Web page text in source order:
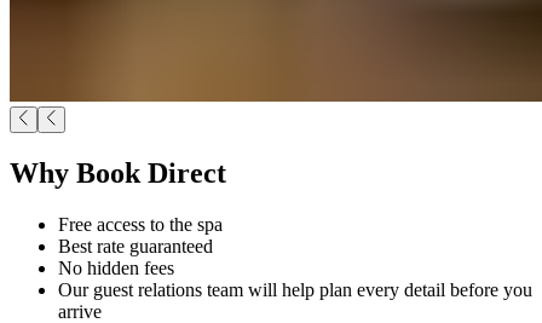
Why Book Direct​​​​‌ ‍ ​‍​‍‌‍ ‌ ​‍‌‍‍‌‌‍‌ ‌‍‍‌‌‍ ‍​‍​‍​ ‍‍​‍​‍‌ ​ ‌‍​‌‌‍ ‍‌‍‍‌‌ ‌​‌ ‍‌​‍ ‍‌‍‍‌‌‍ ​‍​‍​‍ ​​‍​‍‌‍‍​‌ ​‍‌‍‌‌‌‍‌‍​‍​‍​ ‍‍​‍​‍‌‍‍​‌ ‌​‌ ‌​‌ ​​‌ ​ ​ ‍‍​‍ ​‍ ‌‍ ​​‍ ‌‌‍​‌‌‍ ‍‌‍‌​​‍ ‌‌ ​‍​‍ ‌‌‍‍​‌‍ ‌ ‌​‌‍‌‌‌‍ ​‌ ​ ​‍ ‌‌ ​ ‌ ‌​‌ ‌‌‌‍‌​‌‍‍‌‌‍ ​‍ ‍‌ ‌‍‌‍‌‌‌ ​‍‌‍​ ‌‍‌‌‌‍ ​​‍ ‍‌‍​‌‌ ​​‌ ​​​‍ ‌‍‍‌‌‍ ‍‌ ‌​‌‍‌‌‌‍ ‍‌ ‌​​‍ ‌‍‌‌‌‍‌​‌‍‍‌‌ ‌​​‍ ‌‍ ‌‌‍ ‌‍‌​‌‍‌‌​ ‌‌ ​​‌ ​‍‌‍‌‌‌ ​ ‌‍‌‌‌‍ ‍‌ ‌​‌‍​‌‌ ‌​‌‍‍‌‌‍ ‌‍ ‍​ ‍ ‌‍‍‌‌‍‌​​ ‌​ ‌​​ ​‌​ ‌‌‌‍​‍​ ‍‌​ ‌‍​ ‌​‌‍​ ​‍ ‌​ ​‌‌‍​‍​ ​ ‌‍​‌​‍ ‌​ ‌​​ ​‌‌‍​‌‌‍​ ​‍ ‌‌‍​‍​ ​​​ ‌‌‌‍‌‍​‍ ‌‌‍‌​​ ‌​​ ‌​‌‍‌‌‌‍‌‍‌‍​‍‌‍​‌​ ​‌​ ‌‍‌‍‌‌​ ​‌​ ​ ​ ‍ ‌ ‌​‌ ‍‌‌ ​​‌‍‌‌​ ‌‌‍‍​‌‍ ‌ ‌​‌‍‌‌‌‍ ​‌‌​‍‌‍ ‌‍ ‌‍ ‌‌‌​ ‌ ‌‌‌‍‍‌‌ ‌​‌‍‌‌​ ‍ ‌ ​​‌‍​‌‌ ‌​‌‍‍​​ ‌‌ ​​‌‍​‌‌‍‌ ‌‍‌‌‌​​‍‌ ‌‌‌‍‍‌‌‍ ​‌‍‌​‌‍‌‌‌ ​‍​‍‌‌​ ‌‌‌​​‍‌‌ ‌‍‍ ‌‍‌‌‌ ‍‌​‍‌‌​ ​ ‌​‌​​‍‌‌​ ​ ‌​‌​​‍‌‌​ ​‍​ ​‍​ ​‍​ ‌‌‌‍​‍‌‍​‍​ ‌​​ ‌ ​ ‍‌​ ​​​ ​​​ ‍‌​ ​‌​ ‌‍​‍‌‌​ ​‍​ ​‍​‍‌‌​ ‌‌‌​‌​​‍ ‍‌‍‍​‌‍‌‌‌‍​‌‌‍‌​‌‍‍‌‌‍ ‍‌‍‌ ​ ‌‍​‍‌‍​‌‌ ​ ‌‍‌‌‌‌‌‌‌ ​‍‌‍ ​​ ‌‌‍‍​‌ ‌​‌ ‌​‌ ​​‌ ​ ​‍‌‌​ ​ ‌​​‌​‍‌‌​ ​‍‌​‌‍​‍‌‌​ ​‍‌​‌‍‌‍ ​​‍ ‌‌‍​‌‌‍ ‍‌‍‌​​‍ ‌‌ ​‍​‍ ‌‌‍‍​‌‍ ‌ ‌​‌‍‌‌‌‍ ​‌ ​ ​‍ ‌‌ ​ ‌ ‌​‌ ‌‌‌‍‌​‌‍‍‌‌‍ ​‍ ‍‌ ‌‍‌‍‌‌‌ ​‍‌‍​ ‌‍‌‌‌‍ ​​‍ ‍‌‍​‌‌ ​​‌ ​​​‍‌‍‌‍‍‌‌‍‌​​ ‌​ ‌​​ ​‌​ ‌‌‌‍​‍​ ‍‌​ ‌‍​ ‌​‌‍​ ​‍ ‌​ ​‌‌‍​‍​ ​ ‌‍​‌​‍ ‌​ ‌​​ ​‌‌‍​‌‌‍​ ​‍ ‌‌‍​‍​ ​​​ ‌‌‌‍‌‍​‍ ‌‌‍‌​​ ‌​​ ‌​‌‍‌‌‌‍‌‍‌‍​‍‌‍​‌​ ​‌​ ‌‍‌‍‌‌​ ​‌​ ​ ​‍‌‍‌ ‌​‌ ‍‌‌ ​​‌‍‌‌​ ‌‌‍‍​‌‍ ‌ ‌​‌‍‌‌‌‍ ​‌‌​‍‌‍ ‌‍ ‌‍ ‌‌‌​ ‌ ‌‌‌‍‍‌‌ ‌​‌‍‌‌​‍‌‍‌ ​​‌‍​‌‌ ‌​‌‍‍​​ ‌‌ ​​‌‍​‌‌‍‌ ‌‍‌‌‌​​‍‌ ‌‌‌‍‍‌‌‍ ​‌‍‌​‌‍‌‌‌ ​‍​‍‌‌​ ‌‌‌​​‍‌‌ ‌‍‍ ‌‍‌‌‌ ‍‌​‍‌‌​ ​ ‌​‌​​‍‌‌​ ​ ‌​‌​​‍‌‌​ ​‍​ ​‍​ ​‍​ ‌‌‌‍​‍‌‍​‍​ ‌​​ ‌ ​ ‍‌​ ​​​ ​​​ ‍‌​ ​‌​ ‌‍​‍‌‌​ ​‍​ ​‍​‍‌‌​ ‌‌‌​‌​​‍ ‍‌‍‍​‌‍‌‌‌‍​‌‌‍‌​‌‍‍‌‌‍ ‍‌‍‌ ​‍‌‍‌ ​​‌‍‌‌‌ ​‍‌ ​ ‌ ​​‌‍‌‌‌‍​ ‌ ‌​‌‍‍‌‌ ‌‍‌‍‌‌​ ‌‌ ​​‌ ‌‌‌‍​‍‌‍ ​‌‍‍‌‌ ​ ‌‍‍​‌‍‌‌‌‍‌​​‍​‍‌ ‌
Free access to the spa​​​​‌ ‍ ​‍​‍‌‍ ‌ ​‍‌‍‍‌‌‍‌ ‌‍‍‌‌‍ ‍​‍​‍​ ‍‍​‍​‍‌ ​ ‌‍​‌‌‍ ‍‌‍‍‌‌ ‌​‌ ‍‌​‍ ‍‌‍‍‌‌‍ ​‍​‍​‍ ​​‍​‍‌‍‍​‌ ​‍‌‍‌‌‌‍‌‍​‍​‍​ ‍‍​‍​‍‌‍‍​‌ ‌​‌ ‌​‌ ​​‌ ​ ​ ‍‍​‍ ​‍ ‌‍ ​​‍ ‌‌‍​‌‌‍ ‍‌‍‌​​‍ ‌‌ ​‍​‍ ‌‌‍‍​‌‍ ‌ ‌​‌‍‌‌‌‍ ​‌ ​ ​‍ ‌‌ ​ ‌ ‌​‌ ‌‌‌‍‌​‌‍‍‌‌‍ ​‍ ‍‌ ‌‍‌‍‌‌‌ ​‍‌‍​ ‌‍‌‌‌‍ ​​‍ ‍‌‍​‌‌ ​​‌ ​​​‍ ‌‍‍‌‌‍ ‍‌ ‌​‌‍‌‌‌‍ ‍‌ ‌​​‍ ‌‍‌‌‌‍‌​‌‍‍‌‌ ‌​​‍ ‌‍ ‌‌‍ ‌‍‌​‌‍‌‌​ ‌‌ ​​‌ ​‍‌‍‌‌‌ ​ ‌‍‌‌‌‍ ‍‌ ‌​‌‍​‌‌ ‌​‌‍‍‌‌‍ ‌‍ ‍​ ‍ ‌‍‍‌‌‍‌​​ ‌​ ‌​​ ​‌​ ‌‌‌‍​‍​ ‍‌​ ‌‍​ ‌​‌‍​ ​‍ ‌​ ​‌‌‍​‍​ ​ ‌‍​‌​‍ ‌​ ‌​​ ​‌‌‍​‌‌‍​ ​‍ ‌‌‍​‍​ ​​​ ‌‌‌‍‌‍​‍ ‌‌‍‌​​ ‌​​ ‌​‌‍‌‌‌‍‌‍‌‍​‍‌‍​‌​ ​‌​ ‌‍‌‍‌‌​ ​‌​ ​ ​ ‍ ‌ ‌​‌ ‍‌‌ ​​‌‍‌‌​ ‌‌‍‍​‌‍ ‌ ‌​‌‍‌‌‌‍ ​‌‌​‍‌‍ ‌‍ ‌‍ ‌‌‌​ ‌ ‌‌‌‍‍‌‌ ‌​‌‍‌‌​ ‍ ‌ ​​‌‍​‌‌ ‌​‌‍‍​​ ‌‌ ​​‌‍​‌‌‍‌ ‌‍‌‌‌​​‍‌ ‌‌‌‍‍‌‌‍ ​‌‍‌​‌‍‌‌‌ ​‍​‍‌‌​ ‌‌‌​​‍‌‌ ‌‍‍ ‌‍‌‌‌ ‍‌​‍‌‌​ ​ ‌​‌​​‍‌‌​ ​ ‌​‌​​‍‌‌​ ​‍​ ​‍​ ​‍​ ‌‌‌‍​‍‌‍​‍​ ‌​​ ‌ ​ ‍‌​ ​​​ ​​​ ‍‌​ ​‌​ ‌‍​‍‌‌​ ​‍​ ​‍​‍‌‌​ ‌‌‌​‌​​‍ ‍‌‍​‍‌‍ ‌‍‌​‌ ‍‌​‍‌‌​ ‌‌‌​​‍‌‌ ‌‍‍ ‌‍‌‌‌ ‍‌​‍‌‌​ ​ ‌​‌​​‍‌‌​ ​ ‌​‌​​‍‌‌​ ​‍​ ​‍‌‍‌‍​ ​ ‌‍‌​​ ‍‌​ ​‍‌‍‌​‌‍‌‍​ ‌‌‌‍​‍​ ​ ​ ‌ ​ ​‌​‍‌‌​ ​‍​ ​‍​‍‌‌​ ‌‌‌​‌​​‍ ‍‌‍​ ‌‍‍​‌‍‍‌‌‍ ​‌‍‌​‌ ​‍‌‍‌‌‌‍ ‍​‍‌‌​ ‌‌‌​​‍‌‌ ‌‍‍ ‌‍‌‌‌ ‍‌​‍‌‌​ ​ ‌​‌​​‍‌‌​ ​ ‌​‌​​‍‌‌​ ​‍​ ​‍‌‍‌‌‌‍‌‌‌‍​‍‌‍‌‌​ ‌ ‌‍​‌‌‍​‌‌‍​‍​ ‌​​ ​‍​ ‌‌‌‍​‌​‍‌‌​ ​‍​ ​‍​‍‌‌​ ‌‌‌​‌​​‍ ‍‌ ‌​‌‍‌‌‌ ‍​‌ ‌​​ ‌‍​‍‌‍​‌‌ ​ ‌‍‌‌‌‌‌‌‌ ​‍‌‍ ​​ ‌‌‍‍​‌ ‌​‌ ‌​‌ ​​‌ ​ ​‍‌‌​ ​ ‌​​‌​‍‌‌​ ​‍‌​‌‍​‍‌‌​ ​‍‌​‌‍‌‍ ​​‍ ‌‌‍​‌‌‍ ‍‌‍‌​​‍ ‌‌ ​‍​‍ ‌‌‍‍​‌‍ ‌ ‌​‌‍‌‌‌‍ ​‌ ​ ​‍ ‌‌ ​ ‌ ‌​‌ ‌‌‌‍‌​‌‍‍‌‌‍ ​‍ ‍‌ ‌‍‌‍‌‌‌ ​‍‌‍​ ‌‍‌‌‌‍ ​​‍ ‍‌‍​‌‌ ​​‌ ​​​‍‌‍‌‍‍‌‌‍‌​​ ‌​ ‌​​ ​‌​ ‌‌‌‍​‍​ ‍‌​ ‌‍​ ‌​‌‍​ ​‍ ‌​ ​‌‌‍​‍​ ​ ‌‍​‌​‍ ‌​ ‌​​ ​‌‌‍​‌‌‍​ ​‍ ‌‌‍​‍​ ​​​ ‌‌‌‍‌‍​‍ ‌‌‍‌​​ ‌​​ ‌​‌‍‌‌‌‍‌‍‌‍​‍‌‍​‌​ ​‌​ ‌‍‌‍‌‌​ ​‌​ ​ ​‍‌‍‌ ‌​‌ ‍‌‌ ​​‌‍‌‌​ ‌‌‍‍​‌‍ ‌ ‌​‌‍‌‌‌‍ ​‌‌​‍‌‍ ‌‍ ‌‍ ‌‌‌​ ‌ ‌‌‌‍‍‌‌ ‌​‌‍‌‌​‍‌‍‌ ​​‌‍​‌‌ ‌​‌‍‍​​ ‌‌ ​​‌‍​‌‌‍‌ ‌‍‌‌‌​​‍‌ ‌‌‌‍‍‌‌‍ ​‌‍‌​‌‍‌‌‌ ​‍​‍‌‌​ ‌‌‌​​‍‌‌ ‌‍‍ ‌‍‌‌‌ ‍‌​‍‌‌​ ​ ‌​‌​​‍‌‌​ ​ ‌​‌​​‍‌‌​ ​‍​ ​‍​ ​‍​ ‌‌‌‍​‍‌‍​‍​ ‌​​ ‌ ​ ‍‌​ ​​​ ​​​ ‍‌​ ​‌​ ‌‍​‍‌‌​ ​‍​ ​‍​‍‌‌​ ‌‌‌​‌​​‍ ‍‌‍​‍‌‍ ‌‍‌​‌ ‍‌​‍‌‌​ ‌‌‌​​‍‌‌ ‌‍‍ ‌‍‌‌‌ ‍‌​‍‌‌​ ​ ‌​‌​​‍‌‌​ ​ ‌​‌​​‍‌‌​ ​‍​ ​‍‌‍‌‍​ ​ ‌‍‌​​ ‍‌​ ​‍‌‍‌​‌‍‌‍​ ‌‌‌‍​‍​ ​ ​ ‌ ​ ​‌​‍‌‌​ ​‍​ ​‍​‍‌‌​ ‌‌‌​‌​​‍ ‍‌‍​ ‌‍‍​‌‍‍‌‌‍ ​‌‍‌​‌ ​‍‌‍‌‌‌‍ ‍​‍‌‌​ ‌‌‌​​‍‌‌ ‌‍‍ ‌‍‌‌‌ ‍‌​‍‌‌​ ​ ‌​‌​​‍‌‌​ ​ ‌​‌​​‍‌‌​ ​‍​ ​‍‌‍‌‌‌‍‌‌‌‍​‍‌‍‌‌​ ‌ ‌‍​‌‌‍​‌‌‍​‍​ ‌​​ ​‍​ ‌‌‌‍​‌​‍‌‌​ ​‍​ ​‍​‍‌‌​ ‌‌‌​‌​​‍ ‍‌ ‌​‌‍‌‌‌ ‍​‌ ‌​​‍‌‍‌ ​​‌‍‌‌‌ ​‍‌ ​ ‌ ​​‌‍‌‌‌‍​ ‌ ‌​‌‍‍‌‌ ‌‍‌‍‌‌​ ‌‌ ​​‌ ‌‌‌‍​‍‌‍ ​‌‍‍‌‌ ​ ‌‍‍​‌‍‌‌‌‍‌​​‍​‍‌ ‌
Best rate guaranteed​​​​‌ ‍ ​‍​‍‌‍ ‌ ​‍‌‍‍‌‌‍‌ ‌‍‍‌‌‍ ‍​‍​‍​ ‍‍​‍​‍‌ ​ ‌‍​‌‌‍ ‍‌‍‍‌‌ ‌​‌ ‍‌​‍ ‍‌‍‍‌‌‍ ​‍​‍​‍ ​​‍​‍‌‍‍​‌ ​‍‌‍‌‌‌‍‌‍​‍​‍​ ‍‍​‍​‍‌‍‍​‌ ‌​‌ ‌​‌ ​​‌ ​ ​ ‍‍​‍ ​‍ ‌‍ ​​‍ ‌‌‍​‌‌‍ ‍‌‍‌​​‍ ‌‌ ​‍​‍ ‌‌‍‍​‌‍ ‌ ‌​‌‍‌‌‌‍ ​‌ ​ ​‍ ‌‌ ​ ‌ ‌​‌ ‌‌‌‍‌​‌‍‍‌‌‍ ​‍ ‍‌ ‌‍‌‍‌‌‌ ​‍‌‍​ ‌‍‌‌‌‍ ​​‍ ‍‌‍​‌‌ ​​‌ ​​​‍ ‌‍‍‌‌‍ ‍‌ ‌​‌‍‌‌‌‍ ‍‌ ‌​​‍ ‌‍‌‌‌‍‌​‌‍‍‌‌ ‌​​‍ ‌‍ ‌‌‍ ‌‍‌​‌‍‌‌​ ‌‌ ​​‌ ​‍‌‍‌‌‌ ​ ‌‍‌‌‌‍ ‍‌ ‌​‌‍​‌‌ ‌​‌‍‍‌‌‍ ‌‍ ‍​ ‍ ‌‍‍‌‌‍‌​​ ‌​ ‌​​ ​‌​ ‌‌‌‍​‍​ ‍‌​ ‌‍​ ‌​‌‍​ ​‍ ‌​ ​‌‌‍​‍​ ​ ‌‍​‌​‍ ‌​ ‌​​ ​‌‌‍​‌‌‍​ ​‍ ‌‌‍​‍​ ​​​ ‌‌‌‍‌‍​‍ ‌‌‍‌​​ ‌​​ ‌​‌‍‌‌‌‍‌‍‌‍​‍‌‍​‌​ ​‌​ ‌‍‌‍‌‌​ ​‌​ ​ ​ ‍ ‌ ‌​‌ ‍‌‌ ​​‌‍‌‌​ ‌‌‍‍​‌‍ ‌ ‌​‌‍‌‌‌‍ ​‌‌​‍‌‍ ‌‍ ‌‍ ‌‌‌​ ‌ ‌‌‌‍‍‌‌ ‌​‌‍‌‌​ ‍ ‌ ​​‌‍​‌‌ ‌​‌‍‍​​ ‌‌ ​​‌‍​‌‌‍‌ ‌‍‌‌‌​​‍‌ ‌‌‌‍‍‌‌‍ ​‌‍‌​‌‍‌‌‌ ​‍​‍‌‌​ ‌‌‌​​‍‌‌ ‌‍‍ ‌‍‌‌‌ ‍‌​‍‌‌​ ​ ‌​‌​​‍‌‌​ ​ ‌​‌​​‍‌‌​ ​‍​ ​‍​ ​‍​ ‌‌‌‍​‍‌‍​‍​ ‌​​ ‌ ​ ‍‌​ ​​​ ​​​ ‍‌​ ​‌​ ‌‍​‍‌‌​ ​‍​ ​‍​‍‌‌​ ‌‌‌​‌​​‍ ‍‌‍​‍‌‍ ‌‍‌​‌ ‍‌​‍‌‌​ ‌‌‌​​‍‌‌ ‌‍‍ ‌‍‌‌‌ ‍‌​‍‌‌​ ​ ‌​‌​​‍‌‌​ ​ ‌​‌​​‍‌‌​ ​‍​ ​‍​ ​ ‌‍‌‌​ ‍​​ ‍‌‌‍‌‌‌‍​‌​ ‍‌‌‍‌‌​ ‌‌​ ​‍‌‍‌‌‌‍‌​​‍‌‌​ ​‍​ ​‍​‍‌‌​ ‌‌‌​‌​​‍ ‍‌‍​ ‌‍‍​‌‍‍‌‌‍ ​‌‍‌​‌ ​‍‌‍‌‌‌‍ ‍​‍‌‌​ ‌‌‌​​‍‌‌ ‌‍‍ ‌‍‌‌‌ ‍‌​‍‌‌​ ​ ‌​‌​​‍‌‌​ ​ ‌​‌​​‍‌‌​ ​‍​ ​‍‌‍‌‌‌‍‌‌‌‍​‍‌‍‌‌​ ‌ ‌‍​‌‌‍​‌‌‍​‍​ ‌​​ ​‍​ ‌‌‌‍​‌​‍‌‌​ ​‍​ ​‍​‍‌‌​ ‌‌‌​‌​​‍ ‍‌ ‌​‌‍‌‌‌ ‍​‌ ‌​​ ‌‍​‍‌‍​‌‌ ​ ‌‍‌‌‌‌‌‌‌ ​‍‌‍ ​​ ‌‌‍‍​‌ ‌​‌ ‌​‌ ​​‌ ​ ​‍‌‌​ ​ ‌​​‌​‍‌‌​ ​‍‌​‌‍​‍‌‌​ ​‍‌​‌‍‌‍ ​​‍ ‌‌‍​‌‌‍ ‍‌‍‌​​‍ ‌‌ ​‍​‍ ‌‌‍‍​‌‍ ‌ ‌​‌‍‌‌‌‍ ​‌ ​ ​‍ ‌‌ ​ ‌ ‌​‌ ‌‌‌‍‌​‌‍‍‌‌‍ ​‍ ‍‌ ‌‍‌‍‌‌‌ ​‍‌‍​ ‌‍‌‌‌‍ ​​‍ ‍‌‍​‌‌ ​​‌ ​​​‍‌‍‌‍‍‌‌‍‌​​ ‌​ ‌​​ ​‌​ ‌‌‌‍​‍​ ‍‌​ ‌‍​ ‌​‌‍​ ​‍ ‌​ ​‌‌‍​‍​ ​ ‌‍​‌​‍ ‌​ ‌​​ ​‌‌‍​‌‌‍​ ​‍ ‌‌‍​‍​ ​​​ ‌‌‌‍‌‍​‍ ‌‌‍‌​​ ‌​​ ‌​‌‍‌‌‌‍‌‍‌‍​‍‌‍​‌​ ​‌​ ‌‍‌‍‌‌​ ​‌​ ​ ​‍‌‍‌ ‌​‌ ‍‌‌ ​​‌‍‌‌​ ‌‌‍‍​‌‍ ‌ ‌​‌‍‌‌‌‍ ​‌‌​‍‌‍ ‌‍ ‌‍ ‌‌‌​ ‌ ‌‌‌‍‍‌‌ ‌​‌‍‌‌​‍‌‍‌ ​​‌‍​‌‌ ‌​‌‍‍​​ ‌‌ ​​‌‍​‌‌‍‌ ‌‍‌‌‌​​‍‌ ‌‌‌‍‍‌‌‍ ​‌‍‌​‌‍‌‌‌ ​‍​‍‌‌​ ‌‌‌​​‍‌‌ ‌‍‍ ‌‍‌‌‌ ‍‌​‍‌‌​ ​ ‌​‌​​‍‌‌​ ​ ‌​‌​​‍‌‌​ ​‍​ ​‍​ ​‍​ ‌‌‌‍​‍‌‍​‍​ ‌​​ ‌ ​ ‍‌​ ​​​ ​​​ ‍‌​ ​‌​ ‌‍​‍‌‌​ ​‍​ ​‍​‍‌‌​ ‌‌‌​‌​​‍ ‍‌‍​‍‌‍ ‌‍‌​‌ ‍‌​‍‌‌​ ‌‌‌​​‍‌‌ ‌‍‍ ‌‍‌‌‌ ‍‌​‍‌‌​ ​ ‌​‌​​‍‌‌​ ​ ‌​‌​​‍‌‌​ ​‍​ ​‍​ ​ ‌‍‌‌​ ‍​​ ‍‌‌‍‌‌‌‍​‌​ ‍‌‌‍‌‌​ ‌‌​ ​‍‌‍‌‌‌‍‌​​‍‌‌​ ​‍​ ​‍​‍‌‌​ ‌‌‌​‌​​‍ ‍‌‍​ ‌‍‍​‌‍‍‌‌‍ ​‌‍‌​‌ ​‍‌‍‌‌‌‍ ‍​‍‌‌​ ‌‌‌​​‍‌‌ ‌‍‍ ‌‍‌‌‌ ‍‌​‍‌‌​ ​ ‌​‌​​‍‌‌​ ​ ‌​‌​​‍‌‌​ ​‍​ ​‍‌‍‌‌‌‍‌‌‌‍​‍‌‍‌‌​ ‌ ‌‍​‌‌‍​‌‌‍​‍​ ‌​​ ​‍​ ‌‌‌‍​‌​‍‌‌​ ​‍​ ​‍​‍‌‌​ ‌‌‌​‌​​‍ ‍‌ ‌​‌‍‌‌‌ ‍​‌ ‌​​‍‌‍‌ ​​‌‍‌‌‌ ​‍‌ ​ ‌ ​​‌‍‌‌‌‍​ ‌ ‌​‌‍‍‌‌ ‌‍‌‍‌‌​ ‌‌ ​​‌ ‌‌‌‍​‍‌‍ ​‌‍‍‌‌ ​ ‌‍‍​‌‍‌‌‌‍‌​​‍​‍‌ ‌
No hidden fees​​​​‌ ‍ ​‍​‍‌‍ ‌ ​‍‌‍‍‌‌‍‌ ‌‍‍‌‌‍ ‍​‍​‍​ ‍‍​‍​‍‌ ​ ‌‍​‌‌‍ ‍‌‍‍‌‌ ‌​‌ ‍‌​‍ ‍‌‍‍‌‌‍ ​‍​‍​‍ ​​‍​‍‌‍‍​‌ ​‍‌‍‌‌‌‍‌‍​‍​‍​ ‍‍​‍​‍‌‍‍​‌ ‌​‌ ‌​‌ ​​‌ ​ ​ ‍‍​‍ ​‍ ‌‍ ​​‍ ‌‌‍​‌‌‍ ‍‌‍‌​​‍ ‌‌ ​‍​‍ ‌‌‍‍​‌‍ ‌ ‌​‌‍‌‌‌‍ ​‌ ​ ​‍ ‌‌ ​ ‌ ‌​‌ ‌‌‌‍‌​‌‍‍‌‌‍ ​‍ ‍‌ ‌‍‌‍‌‌‌ ​‍‌‍​ ‌‍‌‌‌‍ ​​‍ ‍‌‍​‌‌ ​​‌ ​​​‍ ‌‍‍‌‌‍ ‍‌ ‌​‌‍‌‌‌‍ ‍‌ ‌​​‍ ‌‍‌‌‌‍‌​‌‍‍‌‌ ‌​​‍ ‌‍ ‌‌‍ ‌‍‌​‌‍‌‌​ ‌‌ ​​‌ ​‍‌‍‌‌‌ ​ ‌‍‌‌‌‍ ‍‌ ‌​‌‍​‌‌ ‌​‌‍‍‌‌‍ ‌‍ ‍​ ‍ ‌‍‍‌‌‍‌​​ ‌​ ‌​​ ​‌​ ‌‌‌‍​‍​ ‍‌​ ‌‍​ ‌​‌‍​ ​‍ ‌​ ​‌‌‍​‍​ ​ ‌‍​‌​‍ ‌​ ‌​​ ​‌‌‍​‌‌‍​ ​‍ ‌‌‍​‍​ ​​​ ‌‌‌‍‌‍​‍ ‌‌‍‌​​ ‌​​ ‌​‌‍‌‌‌‍‌‍‌‍​‍‌‍​‌​ ​‌​ ‌‍‌‍‌‌​ ​‌​ ​ ​ ‍ ‌ ‌​‌ ‍‌‌ ​​‌‍‌‌​ ‌‌‍‍​‌‍ ‌ ‌​‌‍‌‌‌‍ ​‌‌​‍‌‍ ‌‍ ‌‍ ‌‌‌​ ‌ ‌‌‌‍‍‌‌ ‌​‌‍‌‌​ ‍ ‌ ​​‌‍​‌‌ ‌​‌‍‍​​ ‌‌ ​​‌‍​‌‌‍‌ ‌‍‌‌‌​​‍‌ ‌‌‌‍‍‌‌‍ ​‌‍‌​‌‍‌‌‌ ​‍​‍‌‌​ ‌‌‌​​‍‌‌ ‌‍‍ ‌‍‌‌‌ ‍‌​‍‌‌​ ​ ‌​‌​​‍‌‌​ ​ ‌​‌​​‍‌‌​ ​‍​ ​‍​ ​‍​ ‌‌‌‍​‍‌‍​‍​ ‌​​ ‌ ​ ‍‌​ ​​​ ​​​ ‍‌​ ​‌​ ‌‍​‍‌‌​ ​‍​ ​‍​‍‌‌​ ‌‌‌​‌​​‍ ‍‌‍​‍‌‍ ‌‍‌​‌ ‍‌​‍‌‌​ ‌‌‌​​‍‌‌ ‌‍‍ ‌‍‌‌‌ ‍‌​‍‌‌​ ​ ‌​‌​​‍‌‌​ ​ ‌​‌​​‍‌‌​ ​‍​ ​‍​ ‌‌​ ‌​​ ‌ ‌‍‌‍​ ​​‌‍​ ​ ​​​ ​‍‌‍​‌‌‍‌‍​ ‌‌‌‍​‍​‍‌‌​ ​‍​ ​‍​‍‌‌​ ‌‌‌​‌​​‍ ‍‌‍​ ‌‍‍​‌‍‍‌‌‍ ​‌‍‌​‌ ​‍‌‍‌‌‌‍ ‍​‍‌‌​ ‌‌‌​​‍‌‌ ‌‍‍ ‌‍‌‌‌ ‍‌​‍‌‌​ ​ ‌​‌​​‍‌‌​ ​ ‌​‌​​‍‌‌​ ​‍​ ​‍​ ​‌​ ‌ ​ ‌‍‌‍‌​‌‍‌‌​ ‌ ​ ‍​‌‍‌​​ ‌ ‌‍​ ‌‍​ ​ ​‍​‍‌‌​ ​‍​ ​‍​‍‌‌​ ‌‌‌​‌​​‍ ‍‌ ‌​‌‍‌‌‌ ‍​‌ ‌​​ ‌‍​‍‌‍​‌‌ ​ ‌‍‌‌‌‌‌‌‌ ​‍‌‍ ​​ ‌‌‍‍​‌ ‌​‌ ‌​‌ ​​‌ ​ ​‍‌‌​ ​ ‌​​‌​‍‌‌​ ​‍‌​‌‍​‍‌‌​ ​‍‌​‌‍‌‍ ​​‍ ‌‌‍​‌‌‍ ‍‌‍‌​​‍ ‌‌ ​‍​‍ ‌‌‍‍​‌‍ ‌ ‌​‌‍‌‌‌‍ ​‌ ​ ​‍ ‌‌ ​ ‌ ‌​‌ ‌‌‌‍‌​‌‍‍‌‌‍ ​‍ ‍‌ ‌‍‌‍‌‌‌ ​‍‌‍​ ‌‍‌‌‌‍ ​​‍ ‍‌‍​‌‌ ​​‌ ​​​‍‌‍‌‍‍‌‌‍‌​​ ‌​ ‌​​ ​‌​ ‌‌‌‍​‍​ ‍‌​ ‌‍​ ‌​‌‍​ ​‍ ‌​ ​‌‌‍​‍​ ​ ‌‍​‌​‍ ‌​ ‌​​ ​‌‌‍​‌‌‍​ ​‍ ‌‌‍​‍​ ​​​ ‌‌‌‍‌‍​‍ ‌‌‍‌​​ ‌​​ ‌​‌‍‌‌‌‍‌‍‌‍​‍‌‍​‌​ ​‌​ ‌‍‌‍‌‌​ ​‌​ ​ ​‍‌‍‌ ‌​‌ ‍‌‌ ​​‌‍‌‌​ ‌‌‍‍​‌‍ ‌ ‌​‌‍‌‌‌‍ ​‌‌​‍‌‍ ‌‍ ‌‍ ‌‌‌​ ‌ ‌‌‌‍‍‌‌ ‌​‌‍‌‌​‍‌‍‌ ​​‌‍​‌‌ ‌​‌‍‍​​ ‌‌ ​​‌‍​‌‌‍‌ ‌‍‌‌‌​​‍‌ ‌‌‌‍‍‌‌‍ ​‌‍‌​‌‍‌‌‌ ​‍​‍‌‌​ ‌‌‌​​‍‌‌ ‌‍‍ ‌‍‌‌‌ ‍‌​‍‌‌​ ​ ‌​‌​​‍‌‌​ ​ ‌​‌​​‍‌‌​ ​‍​ ​‍​ ​‍​ ‌‌‌‍​‍‌‍​‍​ ‌​​ ‌ ​ ‍‌​ ​​​ ​​​ ‍‌​ ​‌​ ‌‍​‍‌‌​ ​‍​ ​‍​‍‌‌​ ‌‌‌​‌​​‍ ‍‌‍​‍‌‍ ‌‍‌​‌ ‍‌​‍‌‌​ ‌‌‌​​‍‌‌ ‌‍‍ ‌‍‌‌‌ ‍‌​‍‌‌​ ​ ‌​‌​​‍‌‌​ ​ ‌​‌​​‍‌‌​ ​‍​ ​‍​ ‌‌​ ‌​​ ‌ ‌‍‌‍​ ​​‌‍​ ​ ​​​ ​‍‌‍​‌‌‍‌‍​ ‌‌‌‍​‍​‍‌‌​ ​‍​ ​‍​‍‌‌​ ‌‌‌​‌​​‍ ‍‌‍​ ‌‍‍​‌‍‍‌‌‍ ​‌‍‌​‌ ​‍‌‍‌‌‌‍ ‍​‍‌‌​ ‌‌‌​​‍‌‌ ‌‍‍ ‌‍‌‌‌ ‍‌​‍‌‌​ ​ ‌​‌​​‍‌‌​ ​ ‌​‌​​‍‌‌​ ​‍​ ​‍​ ​‌​ ‌ ​ ‌‍‌‍‌​‌‍‌‌​ ‌ ​ ‍​‌‍‌​​ ‌ ‌‍​ ‌‍​ ​ ​‍​‍‌‌​ ​‍​ ​‍​‍‌‌​ ‌‌‌​‌​​‍ ‍‌ ‌​‌‍‌‌‌ ‍​‌ ‌​​‍‌‍‌ ​​‌‍‌‌‌ ​‍‌ ​ ‌ ​​‌‍‌‌‌‍​ ‌ ‌​‌‍‍‌‌ ‌‍‌‍‌‌​ ‌‌ ​​‌ ‌‌‌‍​‍‌‍ ​‌‍‍‌‌ ​ ‌‍‍​‌‍‌‌‌‍‌​​‍​‍‌ ‌
Our guest relations team will help plan every detail before you
arrive​​​​‌ ‍ ​‍​‍‌‍ ‌ ​‍‌‍‍‌‌‍‌ ‌‍‍‌‌‍ ‍​‍​‍​ ‍‍​‍​‍‌ ​ ‌‍​‌‌‍ ‍‌‍‍‌‌ ‌​‌ ‍‌​‍ ‍‌‍‍‌‌‍ ​‍​‍​‍ ​​‍​‍‌‍‍​‌ ​‍‌‍‌‌‌‍‌‍​‍​‍​ ‍‍​‍​‍‌‍‍​‌ ‌​‌ ‌​‌ ​​‌ ​ ​ ‍‍​‍ ​‍ ‌‍ ​​‍ ‌‌‍​‌‌‍ ‍‌‍‌​​‍ ‌‌ ​‍​‍ ‌‌‍‍​‌‍ ‌ ‌​‌‍‌‌‌‍ ​‌ ​ ​‍ ‌‌ ​ ‌ ‌​‌ ‌‌‌‍‌​‌‍‍‌‌‍ ​‍ ‍‌ ‌‍‌‍‌‌‌ ​‍‌‍​ ‌‍‌‌‌‍ ​​‍ ‍‌‍​‌‌ ​​‌ ​​​‍ ‌‍‍‌‌‍ ‍‌ ‌​‌‍‌‌‌‍ ‍‌ ‌​​‍ ‌‍‌‌‌‍‌​‌‍‍‌‌ ‌​​‍ ‌‍ ‌‌‍ ‌‍‌​‌‍‌‌​ ‌‌ ​​‌ ​‍‌‍‌‌‌ ​ ‌‍‌‌‌‍ ‍‌ ‌​‌‍​‌‌ ‌​‌‍‍‌‌‍ ‌‍ ‍​ ‍ ‌‍‍‌‌‍‌​​ ‌​ ‌​​ ​‌​ ‌‌‌‍​‍​ ‍‌​ ‌‍​ ‌​‌‍​ ​‍ ‌​ ​‌‌‍​‍​ ​ ‌‍​‌​‍ ‌​ ‌​​ ​‌‌‍​‌‌‍​ ​‍ ‌‌‍​‍​ ​​​ ‌‌‌‍‌‍​‍ ‌‌‍‌​​ ‌​​ ‌​‌‍‌‌‌‍‌‍‌‍​‍‌‍​‌​ ​‌​ ‌‍‌‍‌‌​ ​‌​ ​ ​ ‍ ‌ ‌​‌ ‍‌‌ ​​‌‍‌‌​ ‌‌‍‍​‌‍ ‌ ‌​‌‍‌‌‌‍ ​‌‌​‍‌‍ ‌‍ ‌‍ ‌‌‌​ ‌ ‌‌‌‍‍‌‌ ‌​‌‍‌‌​ ‍ ‌ ​​‌‍​‌‌ ‌​‌‍‍​​ ‌‌ ​​‌‍​‌‌‍‌ ‌‍‌‌‌​​‍‌ ‌‌‌‍‍‌‌‍ ​‌‍‌​‌‍‌‌‌ ​‍​‍‌‌​ ‌‌‌​​‍‌‌ ‌‍‍ ‌‍‌‌‌ ‍‌​‍‌‌​ ​ ‌​‌​​‍‌‌​ ​ ‌​‌​​‍‌‌​ ​‍​ ​‍​ ​‍​ ‌‌‌‍​‍‌‍​‍​ ‌​​ ‌ ​ ‍‌​ ​​​ ​​​ ‍‌​ ​‌​ ‌‍​‍‌‌​ ​‍​ ​‍​‍‌‌​ ‌‌‌​‌​​‍ ‍‌‍​‍‌‍ ‌‍‌​‌ ‍‌​‍‌‌​ ‌‌‌​​‍‌‌ ‌‍‍ ‌‍‌‌‌ ‍‌​‍‌‌​ ​ ‌​‌​​‍‌‌​ ​ ‌​‌​​‍‌‌​ ​‍​ ​‍‌‍‌‍​ ​​‌‍​‌​ ​‌‌‍​‌​ ‍​​ ​‌​ ​‍‌‍‌‍‌‍​‍​ ‍​​ ‌ ​‍‌‌​ ​‍​ ​‍​‍‌‌​ ‌‌‌​‌​​‍ ‍‌‍​ ‌‍‍​‌‍‍‌‌‍ ​‌‍‌​‌ ​‍‌‍‌‌‌‍ ‍​‍‌‌​ ‌‌‌​​‍‌‌ ‌‍‍ ‌‍‌‌‌ ‍‌​‍‌‌​ ​ ‌​‌​​‍‌‌​ ​ ‌​‌​​‍‌‌​ ​‍​ ​‍​ ​‍​ ‌ ​ ‍‌​ ​ ‌‍​‍​ ​‍​ ‌‍​ ​‌​ ​‍​ ‍‌​ ​‌‌‍‌​​‍‌‌​ ​‍​ ​‍​‍‌‌​ ‌‌‌​‌​​‍ ‍‌ ‌​‌‍‌‌‌ ‍​‌ ‌​​ ‌‍​‍‌‍​‌‌ ​ ‌‍‌‌‌‌‌‌‌ ​‍‌‍ ​​ ‌‌‍‍​‌ ‌​‌ ‌​‌ ​​‌ ​ ​‍‌‌​ ​ ‌​​‌​‍‌‌​ ​‍‌​‌‍​‍‌‌​ ​‍‌​‌‍‌‍ ​​‍ ‌‌‍​‌‌‍ ‍‌‍‌​​‍ ‌‌ ​‍​‍ ‌‌‍‍​‌‍ ‌ ‌​‌‍‌‌‌‍ ​‌ ​ ​‍ ‌‌ ​ ‌ ‌​‌ ‌‌‌‍‌​‌‍‍‌‌‍ ​‍ ‍‌ ‌‍‌‍‌‌‌ ​‍‌‍​ ‌‍‌‌‌‍ ​​‍ ‍‌‍​‌‌ ​​‌ ​​​‍‌‍‌‍‍‌‌‍‌​​ ‌​ ‌​​ ​‌​ ‌‌‌‍​‍​ ‍‌​ ‌‍​ ‌​‌‍​ ​‍ ‌​ ​‌‌‍​‍​ ​ ‌‍​‌​‍ ‌​ ‌​​ ​‌‌‍​‌‌‍​ ​‍ ‌‌‍​‍​ ​​​ ‌‌‌‍‌‍​‍ ‌‌‍‌​​ ‌​​ ‌​‌‍‌‌‌‍‌‍‌‍​‍‌‍​‌​ ​‌​ ‌‍‌‍‌‌​ ​‌​ ​ ​‍‌‍‌ ‌​‌ ‍‌‌ ​​‌‍‌‌​ ‌‌‍‍​‌‍ ‌ ‌​‌‍‌‌‌‍ ​‌‌​‍‌‍ ‌‍ ‌‍ ‌‌‌​ ‌ ‌‌‌‍‍‌‌ ‌​‌‍‌‌​‍‌‍‌ ​​‌‍​‌‌ ‌​‌‍‍​​ ‌‌ ​​‌‍​‌‌‍‌ ‌‍‌‌‌​​‍‌ ‌‌‌‍‍‌‌‍ ​‌‍‌​‌‍‌‌‌ ​‍​‍‌‌​ ‌‌‌​​‍‌‌ ‌‍‍ ‌‍‌‌‌ ‍‌​‍‌‌​ ​ ‌​‌​​‍‌‌​ ​ ‌​‌​​‍‌‌​ ​‍​ ​‍​ ​‍​ ‌‌‌‍​‍‌‍​‍​ ‌​​ ‌ ​ ‍‌​ ​​​ ​​​ ‍‌​ ​‌​ ‌‍​‍‌‌​ ​‍​ ​‍​‍‌‌​ ‌‌‌​‌​​‍ ‍‌‍​‍‌‍ ‌‍‌​‌ ‍‌​‍‌‌​ ‌‌‌​​‍‌‌ ‌‍‍ ‌‍‌‌‌ ‍‌​‍‌‌​ ​ ‌​‌​​‍‌‌​ ​ ‌​‌​​‍‌‌​ ​‍​ ​‍‌‍‌‍​ ​​‌‍​‌​ ​‌‌‍​‌​ ‍​​ ​‌​ ​‍‌‍‌‍‌‍​‍​ ‍​​ ‌ ​‍‌‌​ ​‍​ ​‍​‍‌‌​ ‌‌‌​‌​​‍ ‍‌‍​ ‌‍‍​‌‍‍‌‌‍ ​‌‍‌​‌ ​‍‌‍‌‌‌‍ ‍​‍‌‌​ ‌‌‌​​‍‌‌ ‌‍‍ ‌‍‌‌‌ ‍‌​‍‌‌​ ​ ‌​‌​​‍‌‌​ ​ ‌​‌​​‍‌‌​ ​‍​ ​‍​ ​‍​ ‌ ​ ‍‌​ ​ ‌‍​‍​ ​‍​ ‌‍​ ​‌​ ​‍​ ‍‌​ ​‌‌‍‌​​‍‌‌​ ​‍​ ​‍​‍‌‌​ ‌‌‌​‌​​‍ ‍‌ ‌​‌‍‌‌‌ ‍​‌ ‌​​‍‌‍‌ ​​‌‍‌‌‌ ​‍‌ ​ ‌ ​​‌‍‌‌‌‍​ ‌ ‌​‌‍‍‌‌ ‌‍‌‍‌‌​ ‌‌ ​​‌ ‌‌‌‍​‍‌‍ ​‌‍‍‌‌ ​ ‌‍‍​‌‍‌‌‌‍‌​​‍​‍‌ ‌